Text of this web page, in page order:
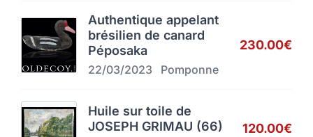
Authentique appelant
brésilien de canard
Péposaka
22/03/2023 Pomponne
230.00€
Huile sur toile de
JOSEPH GRIMAU (66)
120.00€